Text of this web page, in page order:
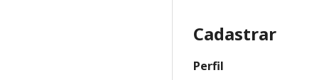
Cadastrar
Perfil